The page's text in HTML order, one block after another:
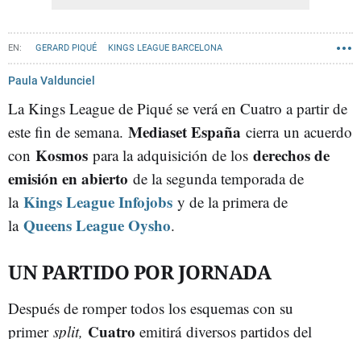
GERARD PIQUÉ KINGS LEAGUE BARCELONA
Paula Valdunciel
La Kings League de Piqué se verá en Cuatro a partir de
este fin de semana. Mediaset España cierra un acuerdo
con Kosmos para la adquisición de los derechos de
emisión en abierto de la segunda temporada de
la Kings League Infojobs y de la primera de
la Queens League Oysho.
UN PARTIDO POR JORNADA
Después de romper todos los esquemas con su
primer split, Cuatro emitirá diversos partidos del